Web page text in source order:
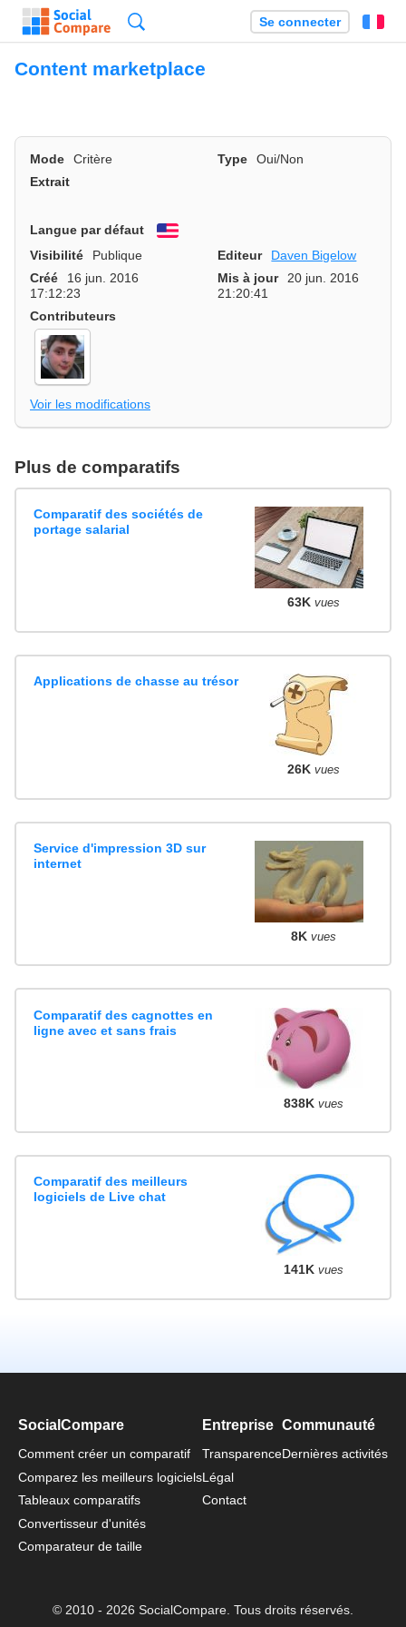
Se connecter
Content marketplace
Mode Critère Type
Oui/Non
Extrait
Langue par défaut
English
Visibilité
Publique Editeur
Daven Bigelow
Créé
16 jun. 2016
17:12:23
Mis à jour
20 jun. 2016
21:20:41
Contributeurs
Voir les modifications
Plus de comparatifs
Comparatif des sociétés de
portage salarial
63K vues
Applications de chasse au trésor
26K vues
Service d'impression 3D sur
internet
8K vues
Comparatif des cagnottes en
ligne avec et sans frais
838K vues
Comparatif des meilleurs
logiciels de Live chat
141K vues
SocialCompare
Comment créer un comparatif
Comparez les meilleurs logiciels
Tableaux comparatifs
Convertisseur d'unités
Comparateur de taille
Entreprise
Transparence
Légal
Contact
Communauté
Dernières activités
© 2010 - 2026 SocialCompare. Tous droits réservés.